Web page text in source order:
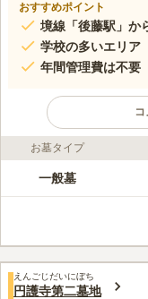
おすすめポイント
境線「後藤駅」か
学校の多いエリア
年間管理費は不要
ライフドット編集部のコメ
米子市西福原の
泉が人気のエ
口コミ評価
この霊園はまだ誰からも
お墓タイプ
一般墓
えんごじだいにぼち
円護寺第二墓地